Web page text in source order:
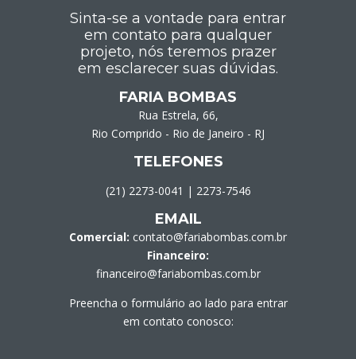
Sinta-se a vontade para entrar
em contato para qualquer
projeto, nós teremos prazer
em esclarecer suas dúvidas.
FARIA BOMBAS
Rua Estrela, 66,
Rio Comprido - Rio de Janeiro - RJ
TELEFONES
(21) 2273-0041 | 2273-7546
EMAIL
Comercial: contato@fariabombas.com.br
Financeiro:
financeiro@fariabombas.com.br
Preencha o formulário ao lado para entrar
em contato conosco: